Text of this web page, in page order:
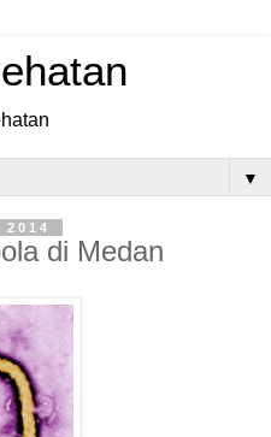
▼
di Medan